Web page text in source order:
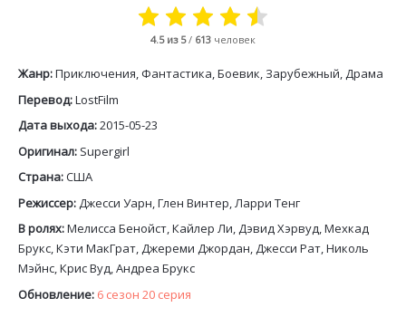
4.5из 5/ 613 человек
Жанр:Приключения, Фантастика, Боевик, Зарубежный, Драма
Перевод:LostFilm
Дата выхода:2015-05-23
Оригинал: Supergirl
Страна:США
Режиссер: Джесси Уарн, Глен Винтер, Ларри Тенг
В ролях:Мелисса Бенойст, Кайлер Ли, Дэвид Хэрвуд, Мехкад
Брукс, Кэти МакГрат, Джереми Джордан, Джесси Рат, Николь
Мэйнс, Крис Вуд, Андреа Брукс
Обновление: 6 сезон 20 серия